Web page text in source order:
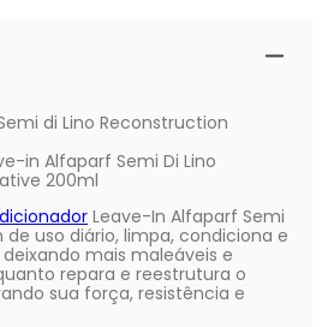
di Lino Reconstruction
in Alfaparf Semi Di Lino
200ml
Leave-In Alfaparf Semi
de uso diário, limpa, condiciona e
mais maleáveis e
repara e reestrutura o
sua força, resistência e